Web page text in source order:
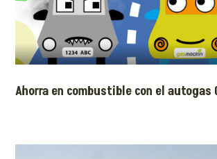
Ahorra en combustible con el autogas